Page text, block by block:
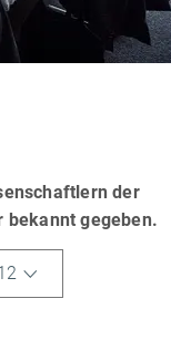
der
bekannt gegeben.